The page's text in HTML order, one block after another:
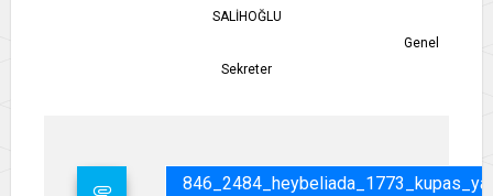
SALİHOĞLU
Genel
Sekreter